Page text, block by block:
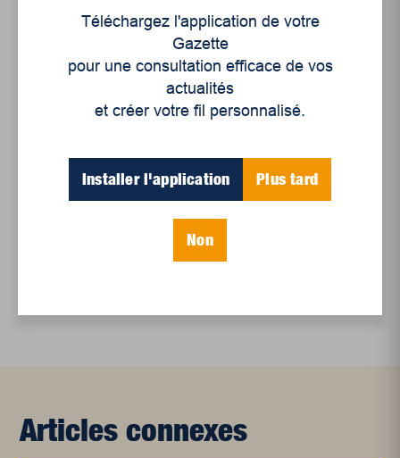
Le sport professionnel féminin : en mouvement,
Et les politiques peinent à suivre
Le sommeil, nouveau défi de santé publique
Mots-clés
librairie poirier
Articles connexes
Téléchargez l'application de votre
Gazette
pour une consultation efficace de vos
actualités
et créer votre fil personnalisé.
Installer l'application Plus tard
Non